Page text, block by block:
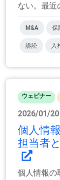
ない。最近
M&A 保
訴訟 入
ウェビナー
2026/01/20
個人情
担当者
個人情報の